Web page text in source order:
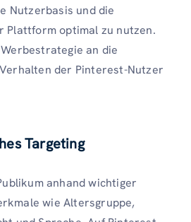
Nutzerbasis und die
Plattform optimal zu nutzen.
an die
der Pinterest-Nutzer
Targeting
anhand wichtiger
wie Altersgruppe,